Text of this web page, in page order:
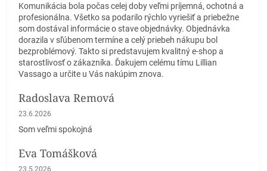
Komunikácia bola počas celej doby veľmi príjemná, ochotná a
profesionálna. Všetko sa podarilo rýchlo vyriešiť a priebežne
som dostával informácie o stave objednávky. Objednávka
dorazila v sľúbenom termíne a celý priebeh nákupu bol
bezproblémový. Takto si predstavujem kvalitný e-shop a
starostlivosť o zákazníka. Ďakujem celému tímu Lillian
Vassago a určite u Vás nakúpim znova.
Radoslava Remová
Hodnotenie obchodu je 5 z 5 hviezdičiek.
23.6.2026
Som veľmi spokojná
Eva Tomášková
Hodnotenie obchodu je 5 z 5 hviezdičiek.
23.5.2026